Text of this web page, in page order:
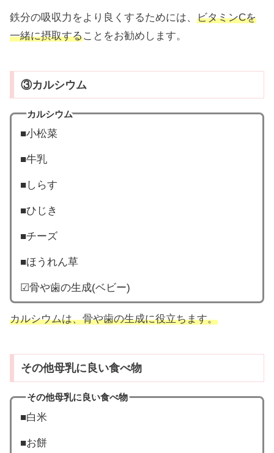
鉄分の吸収力をより良くするためには、 ビタミンCを
一緒に摂取することをお勧めします。
③カルシウム
カルシウム
■小松菜
■牛乳
■しらす
■ひじき
■チーズ
■ほうれん草
☑︎骨や歯の生成(ベビー)
カルシウムは、骨や歯の生成に役立ちます。
その他母乳に良い食べ物
その他母乳に良い食べ物
■白米
■お餅